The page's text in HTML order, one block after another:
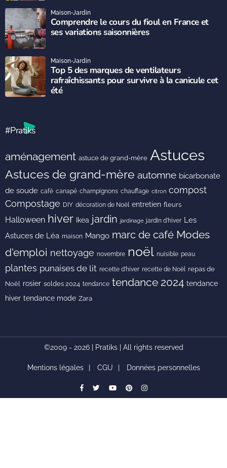
Comprendre le cours du fioul en France et
ses variations saisonnières
Maison-Jardin
Top 5 des marques de ventilateurs
rafraîchissants pour survivre à la canicule cet
été
Maison-Jardin
#Pratiks
aménagement astuce de grand-mère Astuces
Astuces de grand-mère automne bicarbonate
de soude café canapé champignons chauffage citron compost
Compostage DIY décoration de Noël entretien fleurs
Halloween hiver Ikea jardin jardinage jardin d'hiver Les
Astuces de Léa maison Mango marc de café Modes
d'emploi nettoyage novembre noël nuisible peau
plantes punaises de lit recette d'hiver recette de Noël repas de
Noël rosier soldes 2024 tendance tendance 2024 tendance
hiver tendance mode Zara
©2009 - 2026 | Pratiks | All rights reserved
Mentions légales CGU Données personnelles
facebook
Twitteryoutubepinterestinstagram